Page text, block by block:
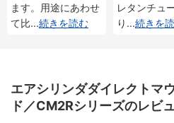
ます。用途にあわせ
て比...続きを読む
レタンチュ
り ...続きを
エアシリンダダイレクトマ
ド／CM2Rシリーズのレビ